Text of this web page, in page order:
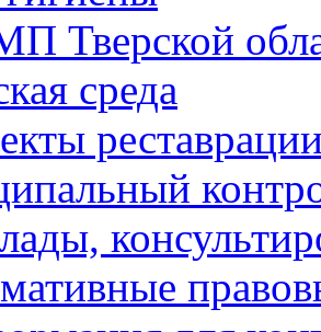
Тверской
среда